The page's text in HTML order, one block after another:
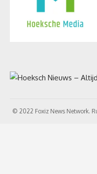
© 2022 Foxiz News Network.